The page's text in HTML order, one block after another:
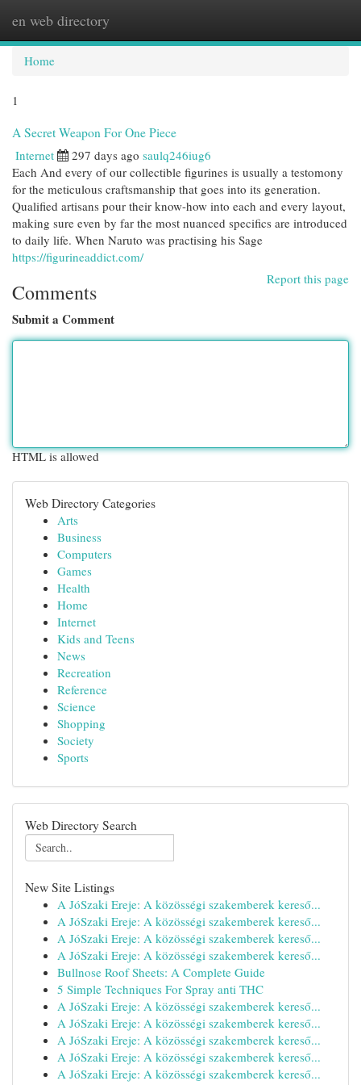
en web directory
Home
1
A Secret Weapon For One Piece
Internet 297 days ago saulq246iug6
Each And every of our collectible figurines is usually a testomony
for the meticulous craftsmanship that goes into its generation.
Qualified artisans pour their know-how into each and every layout,
making sure even by far the most nuanced specifics are introduced
to daily life. When Naruto was practising his Sage
https://figurineaddict.com/
Report this page
Comments
Submit a Comment
HTML is allowed
Web Directory Categories
Arts
Business
Computers
Games
Health
Home
Internet
Kids and Teens
News
Recreation
Reference
Science
Shopping
Society
Sports
Web Directory Search
New Site Listings
A JóSzaki Ereje: A közösségi szakemberek kereső...
A JóSzaki Ereje: A közösségi szakemberek kereső...
A JóSzaki Ereje: A közösségi szakemberek kereső...
A JóSzaki Ereje: A közösségi szakemberek kereső...
Bullnose Roof Sheets: A Complete Guide
5 Simple Techniques For Spray anti THC
A JóSzaki Ereje: A közösségi szakemberek kereső...
A JóSzaki Ereje: A közösségi szakemberek kereső...
A JóSzaki Ereje: A közösségi szakemberek kereső...
A JóSzaki Ereje: A közösségi szakemberek kereső...
A JóSzaki Ereje: A közösségi szakemberek kereső...